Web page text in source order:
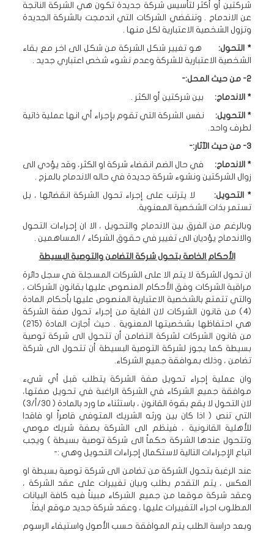
شركتين أو أكثر لتأسيس شركة جديدة تكون هي الشركة الناتجة
عن الاندماج . وتنقضي الشركات التي اندمجت بالشركة الجديدة
وتزول الشخصية الاعتبارية لكل منها .
* التحول: هو تغيير شكل الشركة من شكل الى اخر مع بقاء
الشخصية الاعتبارية للشركة وعدم نشوء شخص اعتباري جديد .
2- من حيث المحل:-
* الاندماج: بين شركتين أو الكثر .
* التحويل: نفس الشركة التي تقوم بإجراء أي انها عملية ذاتية
لطرف واحد.
3- من حيث الآثار:-
* الاندماج: في حال الضم انقضاء شركة او الكثر، وقد يؤدي الى
زوال الشركتين ونشوء شركة جديدة في حاله الاندماج بالمزج .
* التحويل: لا يترتب على إجراء تحول الشركة انقضائها ، بل
تستمر بذات الشخصية المعنوية.
وبالرغم من الفرق بين الاندماج والتحويل ، الا ان إجراءات التحول
والاندماج يؤديان الى تغيير في حقوق الشركاء / المساهمين .
الأحكام الخاصة بتحول شركة التضامن والتوصية البسيطة
ان تحول الشركة لا يتم الا على الشركات المسجلة في سجل دائرة
مراقبة الشركات وفق الأحكام المنصوص عليها بقانون الشركات ،
والتي تتمتع بالشخصية الاعتبارية المنصوص عليها بأحكام المادة
(4) من قانون الشركات لان الغاية من إجراء تحول صفة الشركة
هي احتفاظها بشخصيتها المعنوية . حيث أجازت المادة (215)
من قانون الشركات لشركة التضامن أن تتحول الى شركة توصية
بسيطة كما يجوز لشركة التوصية البسيطة أن تتحول الى شركة
تضامن ، وذلك بموافقة جميع الشركاء.
وان عملية إجراء تحويل صفة الشركة يتطلب قبل أي شيء
موافقة جميع الشركاء في الشركة الراغبة في تحويل صفتها،
لان التحول لا يقع بقوة القانون ، باستثناء ما ورد بالمادة ( 30/أ/3)
التي تنص ( اذا كان بين ورثه الشريك المتوفي قاصراً او فاقدا
للأهلية القانونية ، فينظم الى الشركة بصفة شريك موصي
وتتحول عندها الشركة حكماً الى شركة توصية بسيطة ) ويجب
اتباع الإجراءات التالية لاستكمال إجراءات التحويل وهي :-
عند الرغبة بتحول الشركة من تضامن الى شركة توصية بسيطة او
العكس ، يتم التقدم بطلب وبيان تغييرات على عقد الشركة ،
وعقد شركة موقعا من جميع الشركاء مبيناً فيه كافة البيانات
المطلوب اجراء التغييرات عليها ، وعقد شركة جديد موقع ايضاَ.
وبعد دراسة الطلب يتم الموافقة حسب الأصول واستيفاء الرسوم